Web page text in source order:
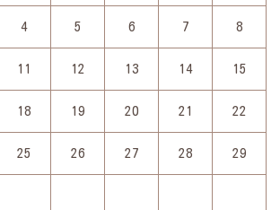
4 5 6 7 8
11 12 13 14 15
18 19 20 21 22
25 26 27 28 29